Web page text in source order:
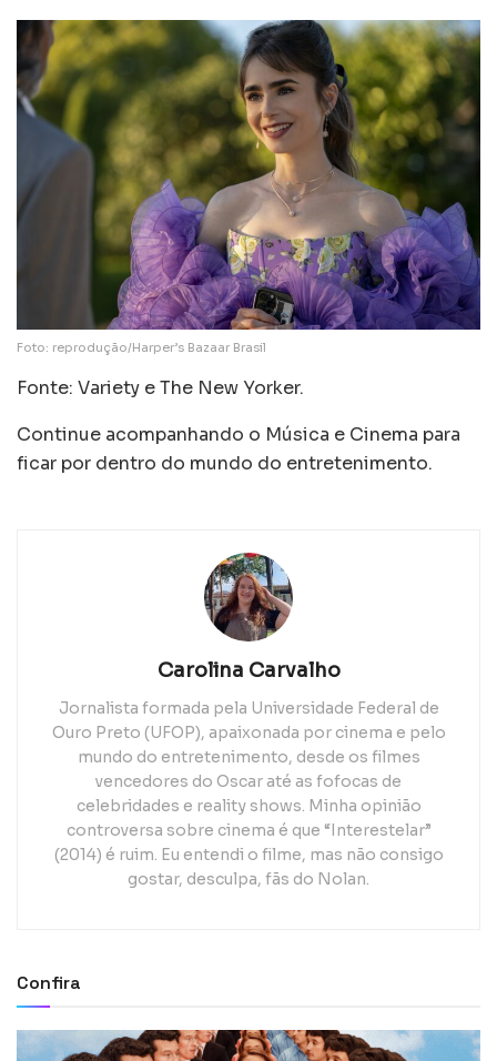
Foto: reprodução/Harper’s Bazaar Brasil
Fonte: Variety e The New Yorker.
Continue acompanhando o Música e Cinema para
ficar por dentro do mundo do entretenimento.
Carolina Carvalho
Jornalista formada pela Universidade Federal de
Ouro Preto (UFOP), apaixonada por cinema e pelo
mundo do entretenimento, desde os filmes
vencedores do Oscar até as fofocas de
celebridades e reality shows. Minha opinião
controversa sobre cinema é que “Interestelar”
(2014) é ruim. Eu entendi o filme, mas não consigo
gostar, desculpa, fãs do Nolan.
Confira